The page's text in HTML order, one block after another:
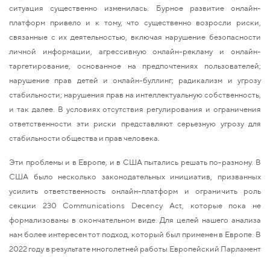
ситуация существенно изменилась. Бурное развитие онлайн-
платформ привело и к тому, что существенно возросли риски,
связанные с их деятельностью, включая нарушение безопасности
личной информации, агрессивную онлайн-рекламу и онлайн-
таргетирование, основанное на предпочтениях пользователей;
нарушение прав детей и онлайн-буллинг; радикализм и угрозу
стабильности; нарушения прав на интеллектуальную собственность,
и так далее. В условиях отсутствия регулирования и ограничения
ответственности эти риски представляют серьезную угрозу для
стабильности общества и прав человека.
Эти проблемы и в Европе, и в США пытались решать по-разному. В
США было несколько законодательных инициатив, призванных
усилить ответственность онлайн-платформ и ограничить роль
секции 230 Communications Decency Act, которые пока не
формализованы в окончательном виде. Для целей нашего анализа
нам более интересен тот подход, который был применен в Европе. В
2022 году в результате многолетней работы Европейский Парламент